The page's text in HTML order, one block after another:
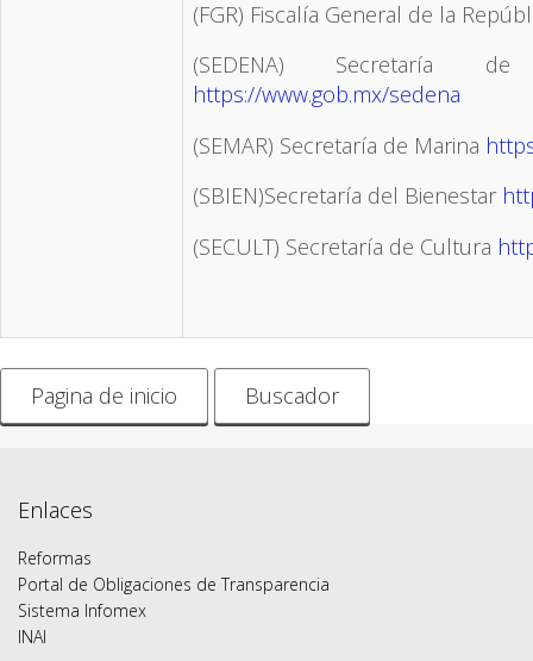
(FGR) Fiscalía General de la
(SEDENA) Secretaría
https://www.gob.mx/sedena
(SEMAR) Secretaría de Marina
(SBIEN)Secretaría del Bienestar
(SECULT) Secretaría de Cultura
Pagina de inicio Buscador
Enlaces
Reformas
Portal de Obligaciones de Transparencia
Sistema Infomex
INAI